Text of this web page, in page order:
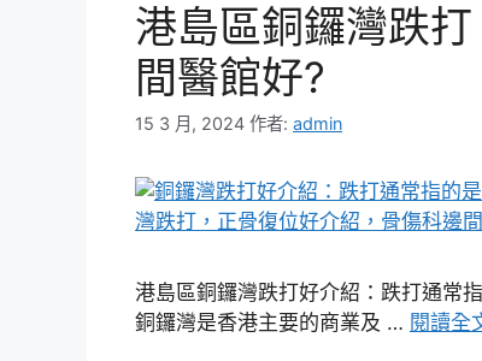
港島區銅鑼灣跌
間醫館好?
15 3 月, 2024 作者: admin
港島區銅鑼灣跌打好介紹：跌打通常
銅鑼灣是香港主要的商業及 … 閱讀全